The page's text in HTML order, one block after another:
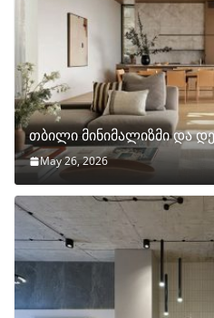
თბილი მინიმალიზმი და
May 26, 2026